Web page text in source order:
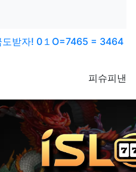
도받자! 0１O=7465 = 3464
등록자
피슈피낸